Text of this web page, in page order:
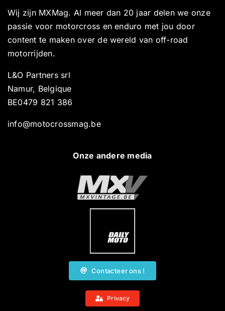
Wij zijn MXMag. Al meer dan 20 jaar delen we onze
passie voor motorcross en enduro met jou door
content te maken over de wereld van off-road
motorrijden.
L&O Partners srl
Namur, Belgique
BE0479 821 386
info@motocrossmag.be
Onze andere media
Contacteer ons !
Privacy